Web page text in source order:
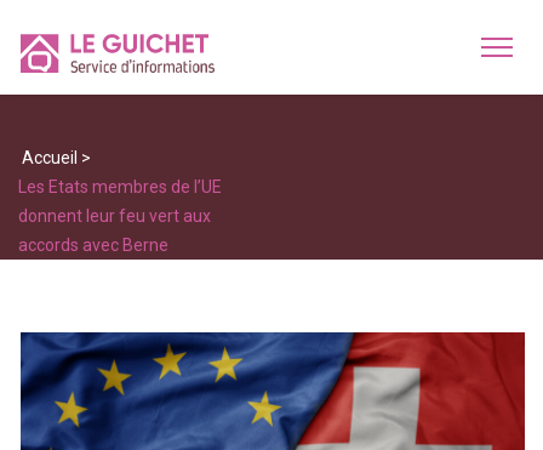
Accueil >
Les Etats membres de l’UE
donnent leur feu vert aux
accords avec Berne